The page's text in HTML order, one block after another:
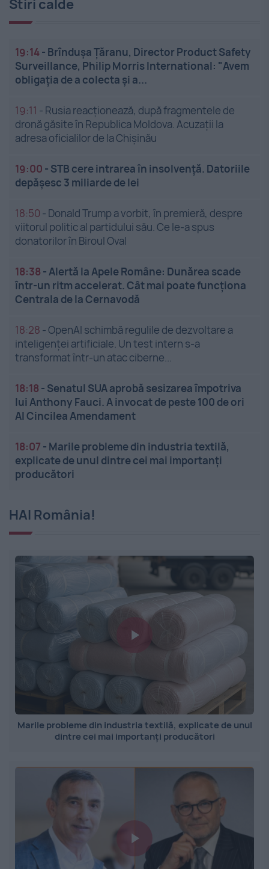
Stiri calde
19:14- Brîndușa Țăranu, Director Product Safety
Surveillance, Philip Morris International: "Avem
obligația de a colecta și a...
19:11 - Rusia reacționează, după fragmentele de
dronă găsite în Republica Moldova. Acuzații la
adresa oficialilor de la Chișinău
19:00 - STB cere intrarea în insolvență. Datoriile
depășesc 3 miliarde de lei
18:50 - Donald Trump a vorbit, în premieră, despre
viitorul politic al partidului său. Ce le-a spus
donatorilor în Biroul Oval
18:38 -Alertă la Apele Române: Dunărea scade
într-un ritm accelerat. Cât mai poate funcționa
Centrala de la Cernavodă
18:28 -OpenAI schimbă regulile de dezvoltare a
inteligenței artificiale. Un test intern s-a
transformat într-un atac ciberne...
18:18 - Senatul SUA aprobă sesizarea împotriva
lui Anthony Fauci. A invocat de peste 100 de ori
Al Cincilea Amendament
18:07 - Marile probleme din industria textilă,
explicate de unul dintre cei mai importanți
producători
HAI România!
Marile probleme din industria textilă, explicate de unul
dintre cei mai importanți producători